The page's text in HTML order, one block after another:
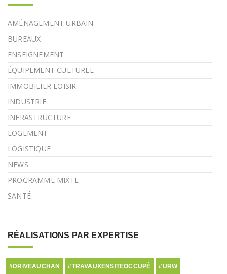
AMÉNAGEMENT URBAIN
BUREAUX
ENSEIGNEMENT
ÉQUIPEMENT CULTUREL
IMMOBILIER LOISIR
INDUSTRIE
INFRASTRUCTURE
LOGEMENT
LOGISTIQUE
NEWS
PROGRAMME MIXTE
SANTÉ
RÉALISATIONS PAR EXPERTISE
#DRIVEAUCHAN #TRAVAUXENSITEOCCUPÉ #URW